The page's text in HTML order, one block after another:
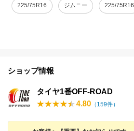
225/75R16 ジムニー 225/75R16
ショップ情報
タイヤ1番OFF-ROAD
4.80 （ 159件）